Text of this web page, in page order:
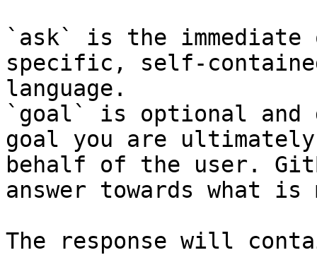
`ask` is the
specific, self-
language.
`goal` is optional and
goal you are
behalf of the user.
answer towards what
The response will